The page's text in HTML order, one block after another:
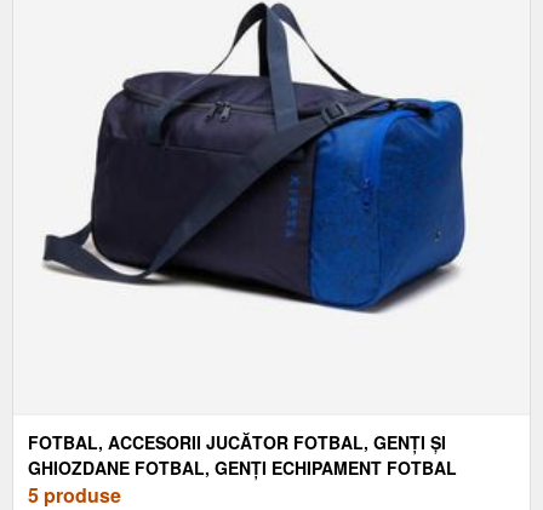
FOTBAL, ACCESORII JUCĂTOR FOTBAL, GENȚI ȘI
GHIOZDANE FOTBAL, GENȚI ECHIPAMENT FOTBAL
5 produse